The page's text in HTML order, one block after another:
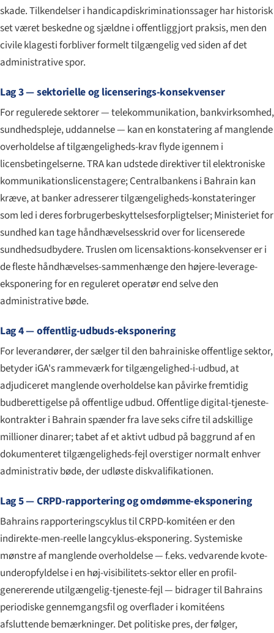
skade. Tilkendelser i handicapdiskriminationssager har historisk
set været beskedne og sjældne i offentliggjort praksis, men den
civile klagesti forbliver formelt tilgængelig ved siden af det
administrative spor.
Lag 3 — sektorielle og licenserings-konsekvenser
For regulerede sektorer — telekommunikation, bankvirksomhed,
sundhedspleje, uddannelse — kan en konstatering af manglende
overholdelse af tilgængeligheds-krav flyde igennem i
licensbetingelserne. TRA kan udstede direktiver til elektroniske
kommunikationslicenstagere; Centralbankens i Bahrain kan
kræve, at banker adresserer tilgængeligheds-konstateringer
som led i deres forbrugerbeskyttelsesforpligtelser; Ministeriet for
sundhed kan tage håndhævelsesskrid over for licenserede
sundhedsudbydere. Truslen om licensaktions-konsekvenser er i
de fleste håndhævelses-sammenhænge den højere-leverage-
eksponering for en reguleret operatør end selve den
administrative bøde.
Lag 4 — offentlig-udbuds-eksponering
For leverandører, der sælger til den bahrainiske offentlige sektor,
betyder iGA's rammeværk for tilgængelighed-i-udbud, at
adjudiceret manglende overholdelse kan påvirke fremtidig
budberettigelse på offentlige udbud. Offentlige digital-tjeneste-
kontrakter i Bahrain spænder fra lave seks cifre til adskillige
millioner dinarer; tabet af et aktivt udbud på baggrund af en
dokumenteret tilgængeligheds-fejl overstiger normalt enhver
administrativ bøde, der udløste diskvalifikationen.
Lag 5 — CRPD-rapportering og omdømme-eksponering
Bahrains rapporteringscyklus til CRPD-komitéen er den
indirekte-men-reelle langcyklus-eksponering. Systemiske
mønstre af manglende overholdelse — f.eks. vedvarende kvote-
underopfyldelse i en høj-visibilitets-sektor eller en profil-
genererende utilgængelig-tjeneste-fejl — bidrager til Bahrains
periodiske gennemgangsfil og overflader i komitéens
afsluttende bemærkninger. Det politiske pres, der følger,